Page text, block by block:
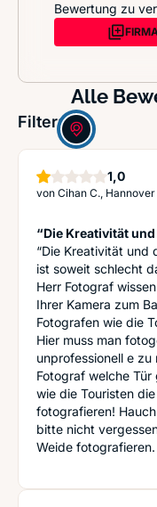
Bewertung zu
Alle
Filter:
1,0Stern
von Cihan C.,
“Die Kreativität und
“Die Kreativität und
ist soweit schlecht
Herr Fotograf
Ihrer Kamera zum
Fotografen wie die
Hier muss man
unprofessionell e
Fotograf welche Tür
wie die Touristen
fotografieren!
bitte nicht
Weide